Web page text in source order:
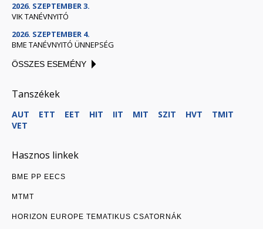
2026. SZEPTEMBER 3.
VIK TANÉVNYITÓ
2026. SZEPTEMBER 4.
BME TANÉVNYITÓ ÜNNEPSÉG
ÖSSZES ESEMÉNY
Tanszékek
AUT ETT EET HIT IIT MIT SZIT HVT
TMIT
VET
Hasznos linkek
BME PP EECS
MTMT
HORIZON EUROPE TEMATIKUS CSATORNÁK